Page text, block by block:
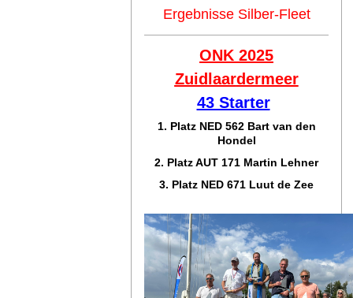
Ergebnisse Silber-Fleet
ONK 2025
Zuidlaardermeer
43 Starter
1. Platz NED 562 Bart van den
Hondel
2. Platz AUT 171 Martin Lehner
3. Platz NED 671 Luut de Zee